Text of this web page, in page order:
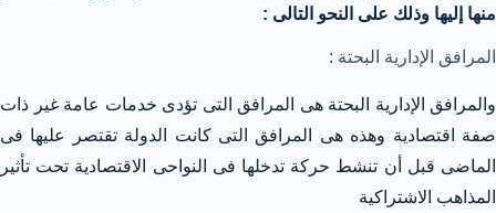
منها إليها وذلك على النحو التالى :
المرافق الإدارية البحتة :
والمرافق الإدارية البحتة هى المرافق التى تؤدى خدمات عامة غير ذات
صفة اقتصادية وهذه هى المرافق التى كانت الدولة تقتصر عليها فى
الماضى قبل أن تنشط حركة تدخلها فى النواحى الاقتصادية تحت تأثير
المذاهب الاشتراكية